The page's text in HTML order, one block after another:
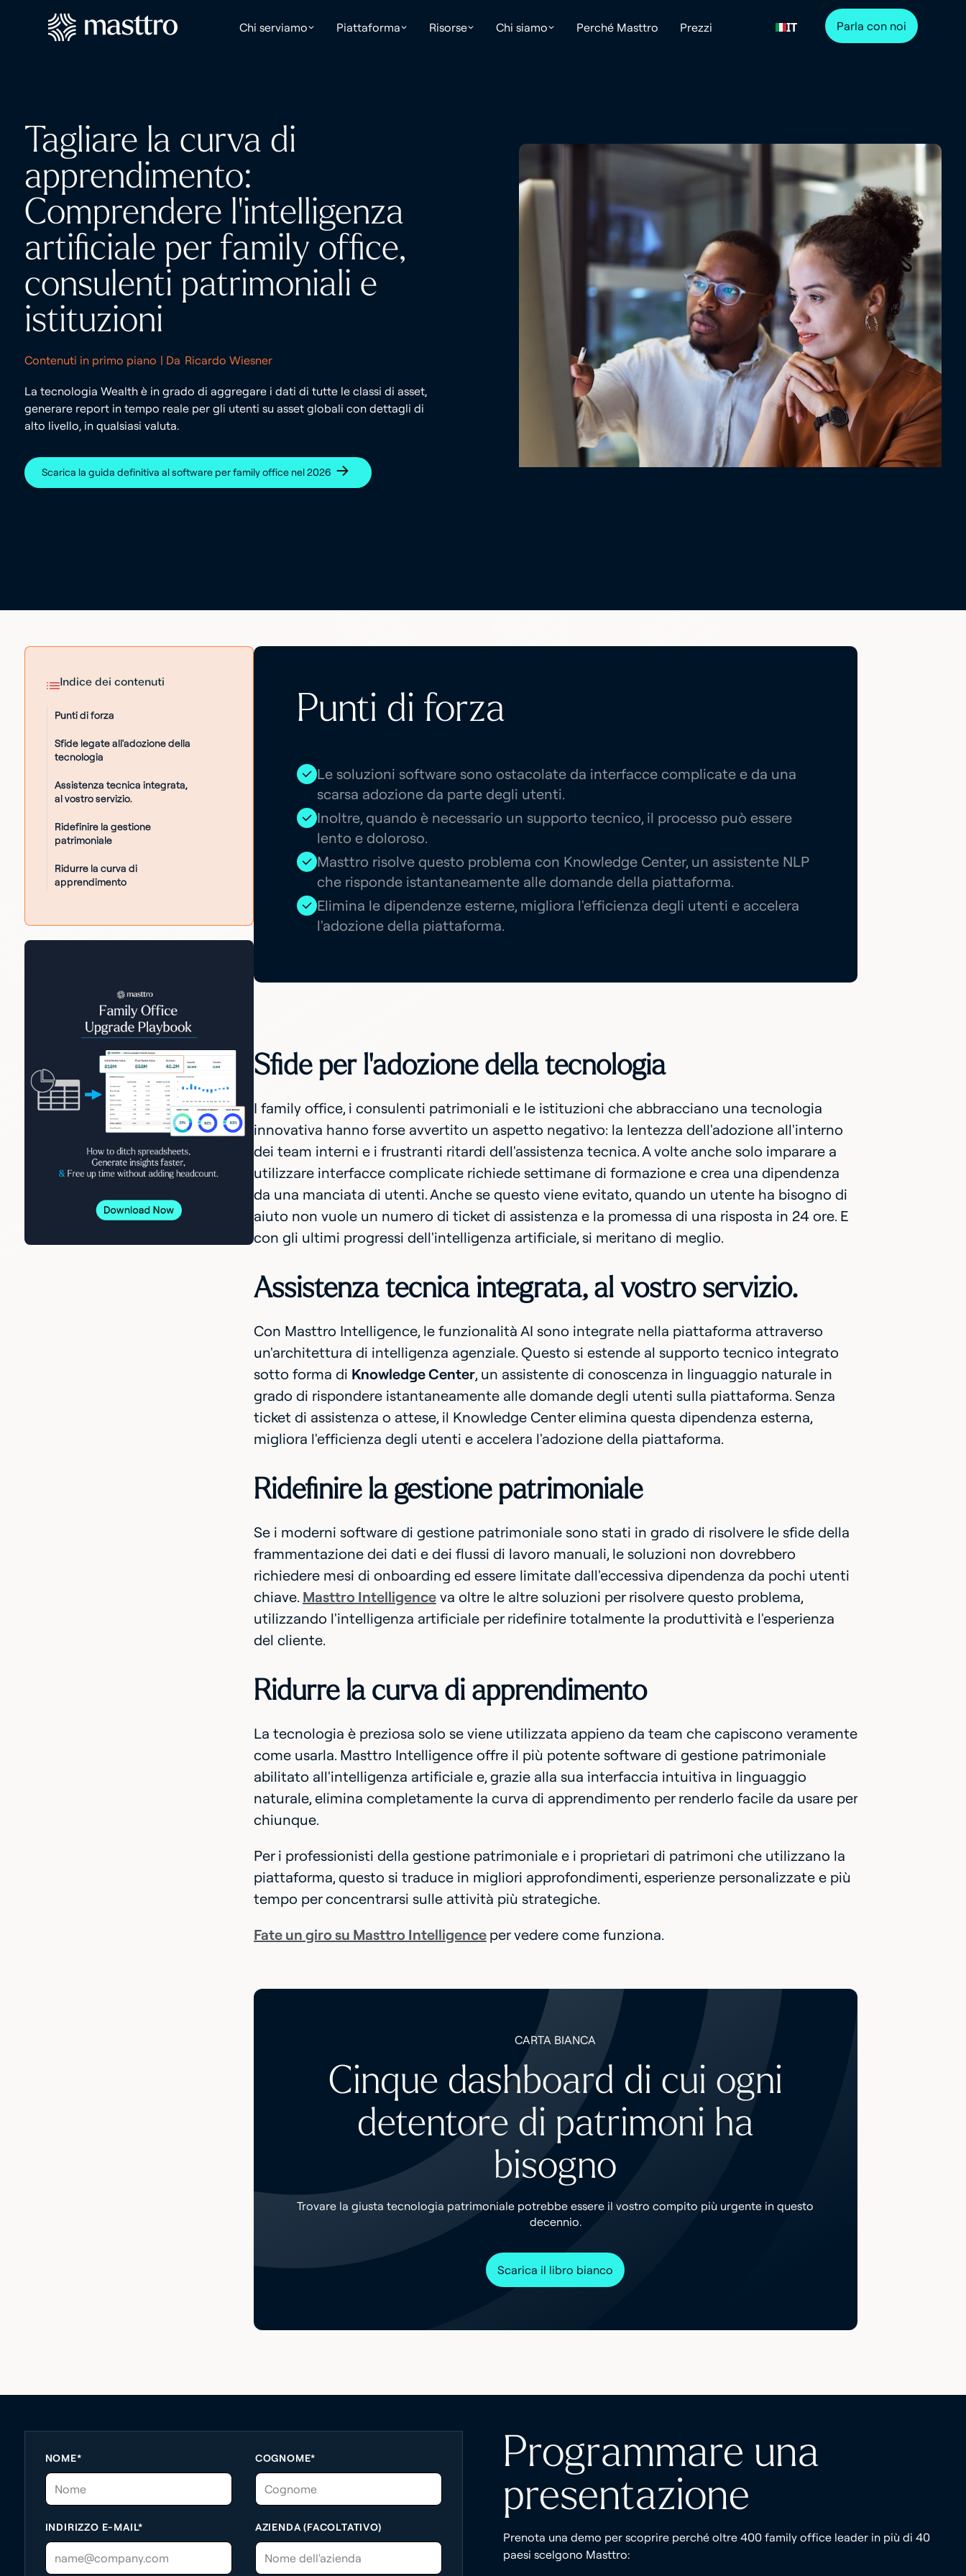
Chi serviamo Piattaforma Risorse Chi siamo Perché Masttro Prezzi IT Parla con noi
Tagliare la curva di
apprendimento:
Comprendere l'intelligenza
artificiale per family office,
consulenti patrimoniali e
istituzioni
Contenuti in primo piano | Da Ricardo Wiesner
La tecnologia Wealth è in grado di aggregare i dati di tutte le classi di asset,
generare report in tempo reale per gli utenti su asset globali con dettagli di
alto livello, in qualsiasi valuta.
Scarica la guida definitiva al software per family office nel 2026
Indice dei contenuti
Punti di forza
Sfide legate all'adozione della
tecnologia
Assistenza tecnica integrata,
al vostro servizio.
Ridefinire la gestione
patrimoniale
Ridurre la curva di
apprendimento
Punti di forza
Le soluzioni software sono ostacolate da interfacce complicate e da una
scarsa adozione da parte degli utenti.
Inoltre, quando è necessario un supporto tecnico, il processo può essere
lento e doloroso.
Masttro risolve questo problema con Knowledge Center, un assistente NLP
che risponde istantaneamente alle domande della piattaforma.
Elimina le dipendenze esterne, migliora l'efficienza degli utenti e accelera
l'adozione della piattaforma.
Sfide per l'adozione della tecnologia
I family office, i consulenti patrimoniali e le istituzioni che abbracciano una tecnologia
innovativa hanno forse avvertito un aspetto negativo: la lentezza dell'adozione all'interno
dei team interni e i frustranti ritardi dell'assistenza tecnica. A volte anche solo imparare a
utilizzare interfacce complicate richiede settimane di formazione e crea una dipendenza
da una manciata di utenti. Anche se questo viene evitato, quando un utente ha bisogno di
aiuto non vuole un numero di ticket di assistenza e la promessa di una risposta in 24 ore. E
con gli ultimi progressi dell'intelligenza artificiale, si meritano di meglio.
Assistenza tecnica integrata, al vostro servizio.
Con Masttro Intelligence, le funzionalità AI sono integrate nella piattaforma attraverso
un'architettura di intelligenza agenziale. Questo si estende al supporto tecnico integrato
sotto forma di Knowledge Center, un assistente di conoscenza in linguaggio naturale in
grado di rispondere istantaneamente alle domande degli utenti sulla piattaforma. Senza
ticket di assistenza o attese, il Knowledge Center elimina questa dipendenza esterna,
migliora l'efficienza degli utenti e accelera l'adozione della piattaforma.
Ridefinire la gestione patrimoniale
Se i moderni software di gestione patrimoniale sono stati in grado di risolvere le sfide della
frammentazione dei dati e dei flussi di lavoro manuali, le soluzioni non dovrebbero
richiedere mesi di onboarding ed essere limitate dall'eccessiva dipendenza da pochi utenti
chiave. Masttro Intelligenceva oltre le altre soluzioni per risolvere questo problema,
utilizzando l'intelligenza artificiale per ridefinire totalmente la produttività e l'esperienza
del cliente.
Ridurre la curva di apprendimento
La tecnologia è preziosa solo se viene utilizzata appieno da team che capiscono veramente
come usarla. Masttro Intelligence offre il più potente software di gestione patrimoniale
abilitato all'intelligenza artificiale e, grazie alla sua interfaccia intuitiva in linguaggio
naturale, elimina completamente la curva di apprendimento per renderlo facile da usare per
chiunque.
Per i professionisti della gestione patrimoniale e i proprietari di patrimoni che utilizzano la
piattaforma, questo si traduce in migliori approfondimenti, esperienze personalizzate e più
tempo per concentrarsi sulle attività più strategiche.
Fate un giro su Masttro Intelligence per vedere come funziona.
CARTA BIANCA
Cinque dashboard di cui ogni
detentore di patrimoni ha
bisogno
Trovare la giusta tecnologia patrimoniale potrebbe essere il vostro compito più urgente in questo
decennio.
Scarica il libro bianco
NOME* COGNOME*
INDIRIZZO E-MAIL* AZIENDA (FACOLTATIVO)
Programmare una
presentazione
Prenota una demo per scoprire perché oltre 400 family office leader in più di 40
paesi scelgono Masttro: